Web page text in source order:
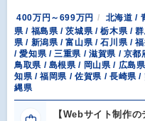
400万円～699万円
北海道 /
県 / 福島県 / 茨城県 / 栃木県 /
県 / 新潟県 / 富山県 / 石川県 /
/ 愛知県 / 三重県 / 滋賀県 / 京
鳥取県 / 島根県 / 岡山県 / 広島
知県 / 福岡県 / 佐賀県 / 長崎県
縄県
【Webサイト制作